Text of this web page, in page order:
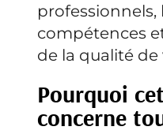
professionnels,
compétences
de la qualité de
Pourquoi
concerne